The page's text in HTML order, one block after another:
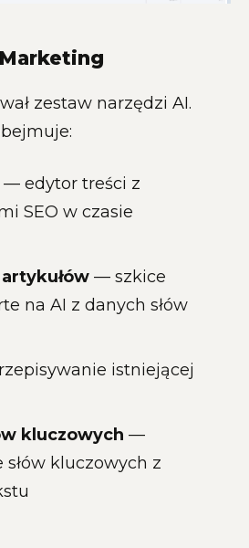
zestaw narzędzi AI.
— edytor treści z
SEO w czasie
— szkice
na AI z danych słów
istniejącej
kluczowych —
kluczowych z